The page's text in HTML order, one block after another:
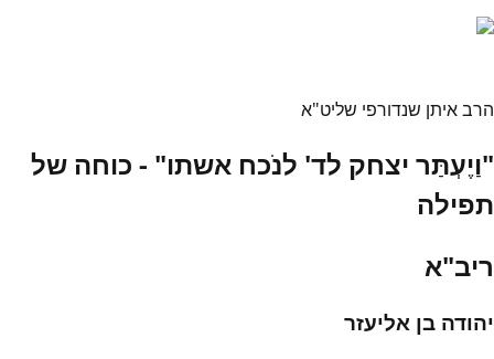
הרב איתן שנדורפי שליט"א
"וַיֶעְתַּר יצחק לד' לנֹכח אשתו" - כוחה של
תפילה
ריב"א
יהודה בן אליעזר